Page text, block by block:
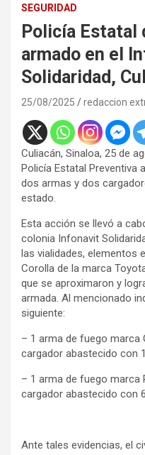
SEGURIDAD
Policía Estatal
armado en el
Solidaridad,
25/08/2025 redaccion
Culiacán, Sinaloa, 25 de
Policía Estatal Preventiva
dos armas y dos
estado.
Esta acción se llevó a
colonia Infonavit
las vialidades, elementos
Corolla de la marca
que se aproximaron y
armada. Al mencionado
siguiente:
– 1 arma de fuego marca
cargador abastecido con
– 1 arma de fuego marca
cargador abastecido con
Ante tales evidencias, el